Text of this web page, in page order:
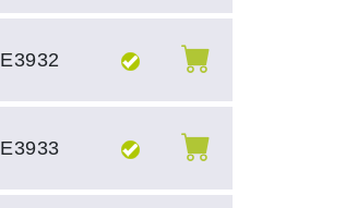
E3932
E3933